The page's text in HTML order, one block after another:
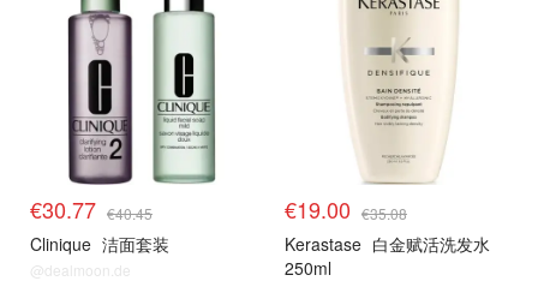
€30.77 €40.45
Clinique 洁面套装
@dealmoon.de
€19.00 €35.08
Kerastase 白金赋活洗发水
250ml